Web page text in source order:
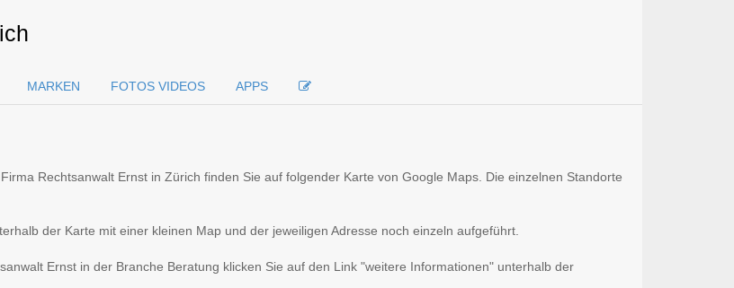
MARKEN FOTOS VIDEOS APPS
Rechtsanwalt Ernst in Zürich finden Sie auf folgender Karte von Google Maps. Die einzelnen Standorte
der Karte mit einer kleinen Map und der jeweiligen Adresse noch einzeln aufgeführt.
Ernst in der Branche Beratung klicken Sie auf den Link "weitere Informationen" unterhalb der